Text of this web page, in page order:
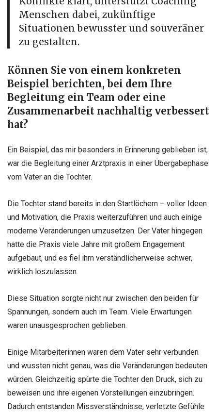
Menschen dabei, zukünftige
Situationen bewusster und souveräner
zu gestalten.
Können Sie von einem konkreten
Beispiel berichten, bei dem Ihre
Begleitung ein Team oder eine
Zusammenarbeit nachhaltig verbessert
hat?
Ein Beispiel, das mir besonders in Erinnerung geblieben ist,
war die Begleitung einer Arztpraxis in einer Übergabephase
vom Vater an die Tochter.
Die Tochter stand bereits in den Startlöchern – voller Ideen
und Motivation, die Praxis weiterzuführen und auch einige
moderne Veränderungen umzusetzen. Der Vater hingegen
hatte die Praxis viele Jahre mit großem Engagement
aufgebaut, und es fiel ihm verständlicherweise schwer,
wirklich loszulassen.
Diese Situation sorgte nicht nur zwischen den beiden für
Spannungen, sondern auch im Team. Viele Erwartungen
waren unausgesprochen geblieben.
Einige Mitarbeiterinnen waren dem Vater sehr verbunden
und wussten nicht genau, was die Veränderungen bedeuten
würden. Gleichzeitig spürte die Tochter den Druck, sich zu
beweisen und ihre eigenen Vorstellungen einzubringen.
Dadurch entstanden Missverständnisse, verletzte Gefühle